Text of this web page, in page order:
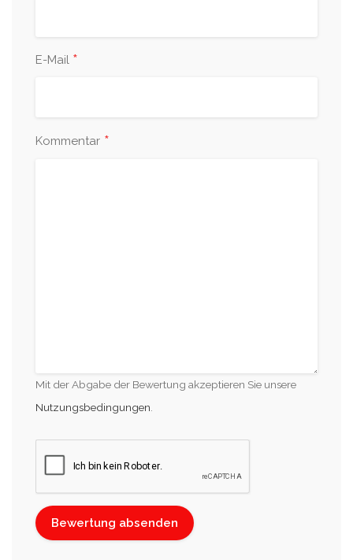
E-Mail *
Kommentar *
Mit der Abgabe der Bewertung akzeptieren Sie unsere
Nutzungsbedingungen